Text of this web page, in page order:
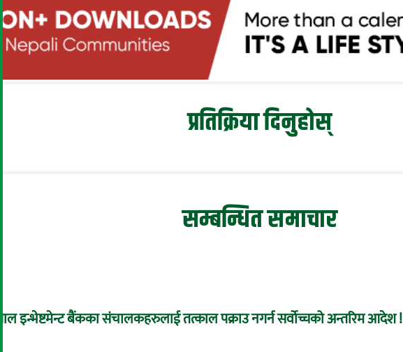
प्रतिक्रिया दिनुहोस्
सम्बन्धित समाचार
नेपाल इन्भेष्टमेन्ट बैंकका संचालकहरुलाई तत्काल पक्राउ नगर्न सर्वोच्चको अन्तरिम आदेश !